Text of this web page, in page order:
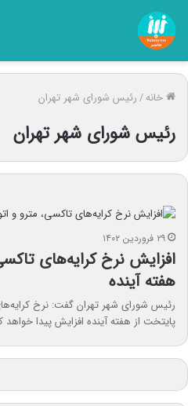
خانه/رئیس شورای شهر تهران
رئیس شورای شهر تهران
۲۹ فروردین ۱۴۰۲
افزایش نرخ کرایه‌های
هفته آینده
رئیس شورای شهر تهران گفت: نرخ
پایتخت از هفته آینده افزایش پیدا خواهد